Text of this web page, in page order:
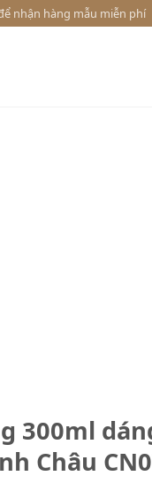
nhận hàng mẫu miễn phí
300ml
Châu